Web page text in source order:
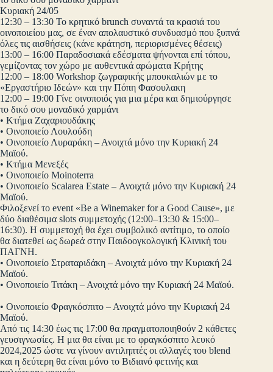
Κυριακή 24/05
12:30 – 13:30 Το κρητικό brunch συναντά τα κρασιά του
οινοποιείου μας, σε έναν απολαυστικό συνδυασμό που ξυπνά
όλες τις αισθήσεις (κάνε κράτηση, περιορισμένες θέσεις)
13:00 – 16:00 Παραδοσιακά εδέσματα ψήνονται επί τόπου,
γεμίζοντας τον χώρο με αυθεντικά αρώματα Κρήτης
12:00 – 18:00 Workshop ζωγραφικής μπουκαλιών με το
«Εργαστήριο Ιδεών» και την Πόπη Φασουλακη
12:00 – 19:00 Γίνε οινοποιός για μια μέρα και δημιούργησε
το δικό σου μοναδικό χαρμάνι
• Κτήμα Ζαχαριουδάκης
• Οινοποιείο Λουλούδη
• Οινοποιείο Λυραράκη – Ανοιχτά μόνο την Κυριακή 24
Μαϊού.
• Κτήμα Μενεξές
• Οινοποιείο Moinoterra
• Οινοποιείο Scalarea Estate – Ανοιχτά μόνο την Κυριακή 24
Μαϊού.
Φιλοξενεί το event «Be a Winemaker for a Good Cause», με
δύο διαθέσιμα slots συμμετοχής (12:00–13:30 & 15:00–
16:30). Η συμμετοχή θα έχει συμβολικό αντίτιμο, το οποίο
θα διατεθεί ως δωρεά στην Παιδοογκολογική Κλινική του
ΠΑΓΝΗ.
• Οινοποιείο Στραταριδάκη – Ανοιχτά μόνο την Κυριακή 24
Μαϊού.
• Οινοποιείο Τιτάκη – Ανοιχτά μόνο την Κυριακή 24 Μαϊού.
• Οινοποιείο Φραγκόσπιτο – Ανοιχτά μόνο την Κυριακή 24
Μαϊού.
Από τις 14:30 έως τις 17:00 θα πραγματοποιηθούν 2 κάθετες
γευσιγνωσίες. Η μια θα είναι με το φραγκόσπιτο λευκό
2024,2025 ώστε να γίνουν αντιληπτές οι αλλαγές του blend
και η δεύτερη θα είναι μόνο το Βιδιανό φετινής και